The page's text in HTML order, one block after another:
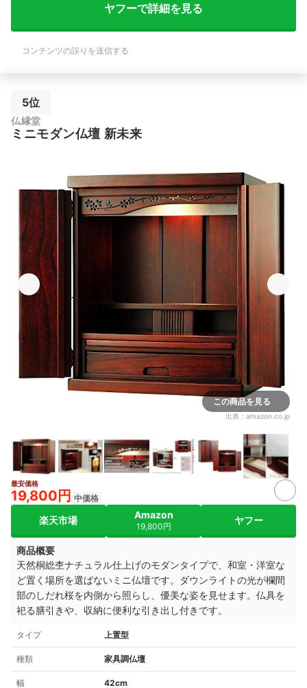
ヤフーで詳細を見る
コンテンツの誤りを送信する
5位
仏縁堂
ミニモダン仏壇 新未来
この商品を見る
出典： amazon.co.jp
最安価格
19,800円 中価格
楽天市場 Amazon
19,800円
ヤフー
商品概要
天然桐総杢ナチュラル仕上げのモダンタイプで、和室・洋室な
ど置く場所を選ばないミニ仏壇です。ダウンライトの光が欄間
部のしだれ桜を内側から照らし、優美な姿を見せます。仏具を
祀る膳引きや、収納に便利な引き出し付きです。
タイプ 上置型
種類 家具調仏壇
幅 42cm